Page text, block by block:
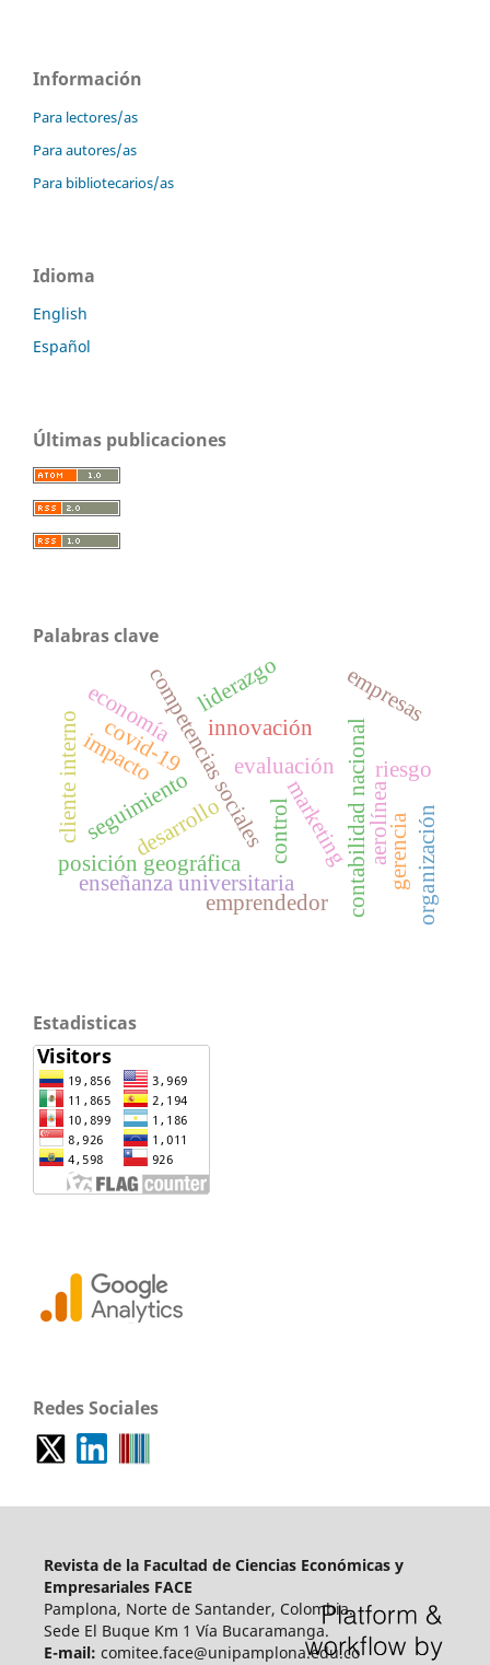
Información
Para lectores/as
Para autores/as
Para bibliotecarios/as
Idioma
English
Español
Últimas publicaciones
Palabras clave
control
evaluación
seguimientocompetencias sociales
innovación
posición geográfica
desarrollo contabilidad nacional
marketing
enseñanza universitaria
aerolínea
covid-19
economía
impacto riesgo
liderazgo
emprendedor
gerenciaorganización
empresas
cliente interno
Estadisticas
Redes Sociales
Revista de la Facultad de Ciencias Económicas y
Empresariales FACE
Pamplona, Norte de Santander, Colombia.
Sede El Buque Km 1 Vía Bucaramanga.
E-mail: comitee.face@unipamplona.edu.co